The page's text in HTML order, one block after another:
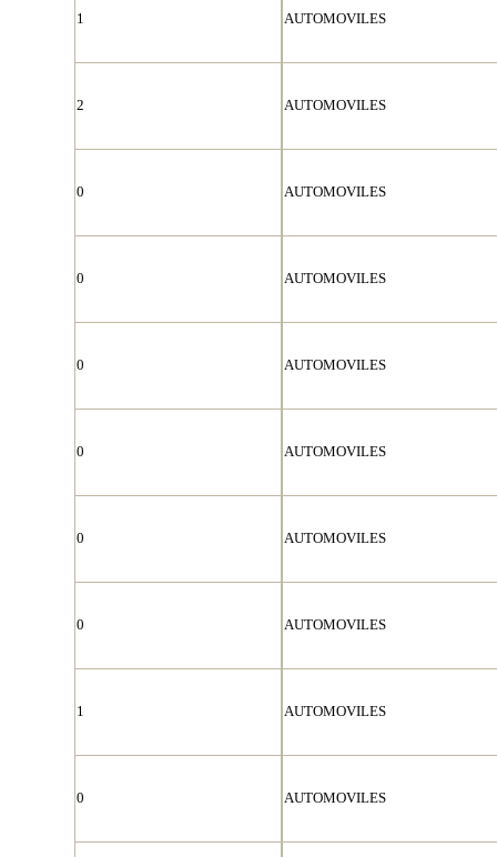
1 AUTOMOVILES
2 AUTOMOVILES
0 AUTOMOVILES
0 AUTOMOVILES
0 AUTOMOVILES
0 AUTOMOVILES
0 AUTOMOVILES
0 AUTOMOVILES
1 AUTOMOVILES
0 AUTOMOVILES